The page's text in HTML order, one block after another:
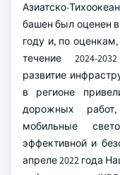
Азиатско-
башен был оценен
году и, по оценкам,
течение 2024-
развитие
в регионе
дорожных
мобильные
эффективной и
апреле 2022 года